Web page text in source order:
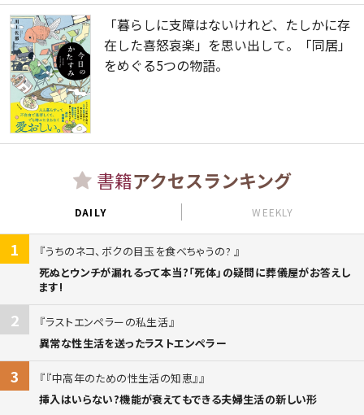
「暮らしに支障はないけれど、たしかに存
在した喜怒哀楽」を思い出して。「同居」
をめぐる5つの物語。
書籍アクセスランキング
DAILY WEEKLY
1
うちのネコ、ボクの目玉を食べちゃうの?
死ぬとウンチが漏れるって本当?「死体」の疑問に葬儀屋がお答えし
ます!
2
ラストエンペラーの私生活
異常な性生活を送ったラストエンペラー
3
『中高年のための性生活の知恵』
挿入はいらない?機能が衰えてもできる夫婦生活の新しい形